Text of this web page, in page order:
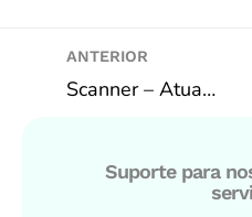
ANTERIOR
Scanner – Atualização Importante! – Bf Bot Manager / InPlayScanner
Suporte para